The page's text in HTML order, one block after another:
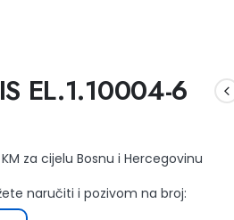
EL.1.10004-6
za cijelu Bosnu i Hercegovinu
naručiti i pozivom na broj: